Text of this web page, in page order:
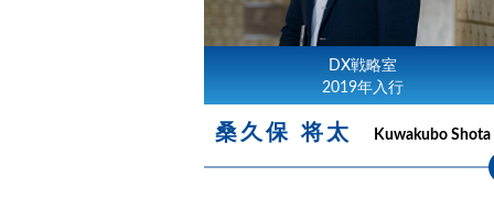
DX戦略室
2019年入行
桑久保 将太 Kuwakubo Shota